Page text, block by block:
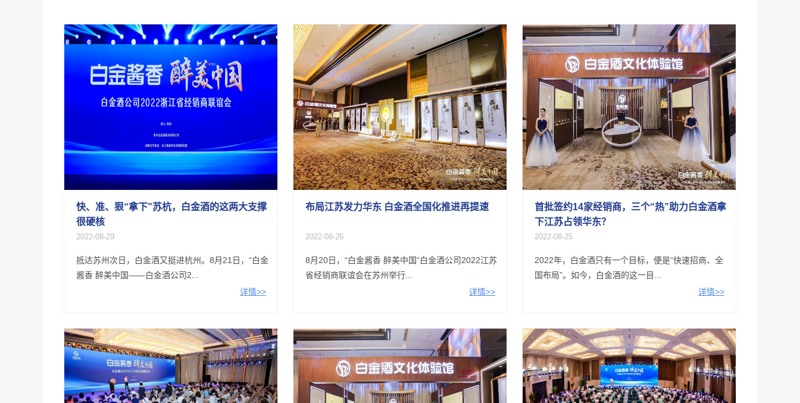
快、准、狠“拿下”苏杭，白金酒的这两大支撑
很硬核
2022-08-29
抵达苏州次日，白金酒又挺进杭州。8月21日，“白金
酱香 醉美中国——白金酒公司2...
详情>>
布局江苏发力华东 白金酒全国化推进再提速
2022-08-26
8月20日，“白金酱香 醉美中国”白金酒公司2022江苏
省经销商联谊会在苏州举行...
详情>>
首批签约14家经销商，三个“热”助力白金酒拿
下江苏占领华东？
2022-08-25
2022年，白金酒只有一个目标，便是“快速招商、全
国布局”。如今，白金酒的这一目...
详情>>